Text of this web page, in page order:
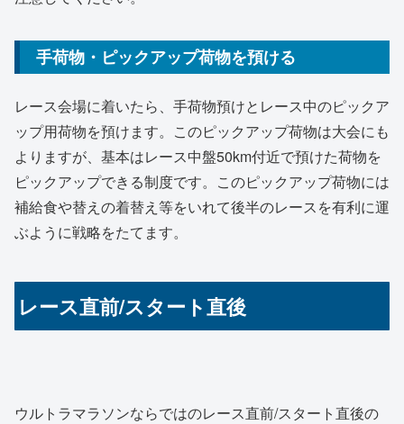
手荷物・ピックアップ荷物を預ける
レース会場に着いたら、手荷物預けとレース中のピックア
ップ用荷物を預けます。このピックアップ荷物は大会にも
よりますが、基本はレース中盤50km付近で預けた荷物を
ピックアップできる制度です。このピックアップ荷物には
補給食や替えの着替え等をいれて後半のレースを有利に運
ぶように戦略をたてます。
レース直前/スタート直後
ウルトラマラソンならではのレース直前/スタート直後の